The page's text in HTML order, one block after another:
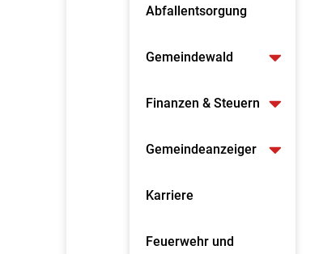
Abfallentsorgung
Gemeindewald
Finanzen & Steuern
Gemeindeanzeiger
Karriere
Feuerwehr und